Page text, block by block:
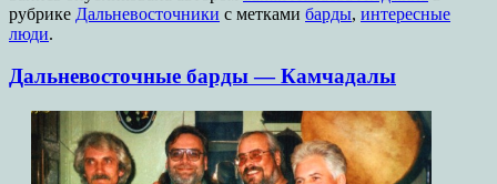
рубрике Дальневосточники с метками барды, интересные
люди.
Дальневосточные барды — Камчадалы